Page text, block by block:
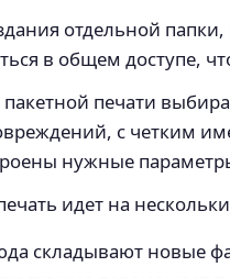
отдельной
в общем доступе,
печати
с четким
нужные
идет на
складывают новые